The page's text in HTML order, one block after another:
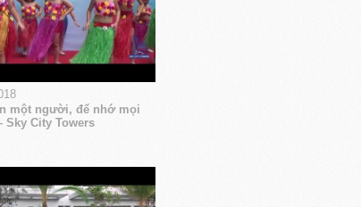
một người, để nhớ mọi
Sky City Towers